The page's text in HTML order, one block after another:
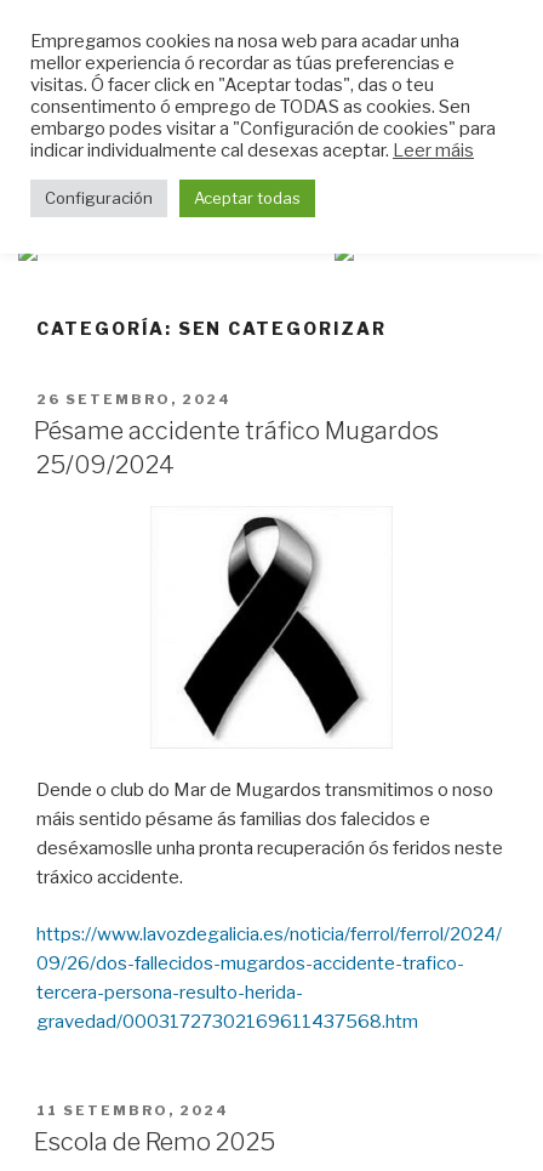
content
CLUB DO MAR DE
MUGARDOS
Web do Club do Mar de Mugardos
CATEGORÍA: SEN CATEGORIZAR
POSTED
ON
26 SETEMBRO, 2024
Pésame accidente tráfico Mugardos
25/09/2024
Dende o club do Mar de Mugardos transmitimos o noso
máis sentido pésame ás familias dos falecidos e
deséxamoslle unha pronta recuperación ós feridos neste
tráxico accidente.
https://www.lavozdegalicia.es/noticia/ferrol/ferrol/2024/
09/26/dos-fallecidos-mugardos-accidente-trafico-
tercera-persona-resulto-herida-
gravedad/00031727302169611437568.htm
POSTED
ON
11 SETEMBRO, 2024
Escola de Remo 2025
Empregamos cookies na nosa web para acadar unha
mellor experiencia ó recordar as túas preferencias e
visitas. Ó facer click en "Aceptar todas", das o teu
consentimento ó emprego de TODAS as cookies. Sen
embargo podes visitar a "Configuración de cookies" para
indicar individualmente cal desexas aceptar. Leer máis
Configuración Aceptar todas